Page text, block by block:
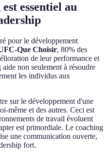
essentiel au
pour le développement
Que Choisir, 80% des
de leur performance et
non seulement à résoudre
les individus aux
sur le développement d'une
même et des autres. Ceci est
de travail évoluent
est primordiale. Le coaching
une communication ouverte,
fort.